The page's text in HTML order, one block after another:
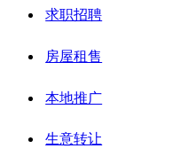
求职招聘
房屋租售
本地推广
生意转让